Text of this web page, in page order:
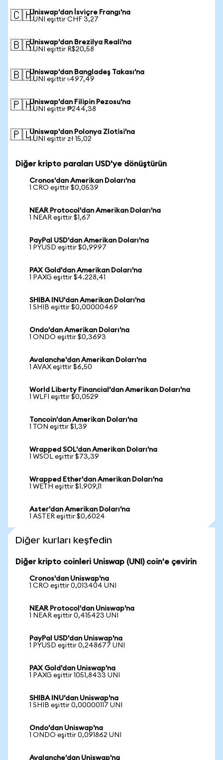
🇨🇭Uniswap'dan İsviçre Frangı'na
1 UNI eşittir CHF 3,27
🇧🇷Uniswap'dan Brezilya Reali'na
1 UNI eşittir R$20,58
🇧🇩Uniswap'dan Bangladeş Takası'na
1 UNI eşittir ৳497,49
🇵🇭Uniswap'dan Filipin Pezosu'na
1 UNI eşittir ₱244,38
🇵🇱Uniswap'dan Polonya Zlotisi'na
1 UNI eşittir zł 15,02
Diğer kripto paraları USD'ye dönüştürün
Cronos'dan Amerikan Doları'na
1 CRO eşittir $0,0539
NEAR Protocol'dan Amerikan Doları'na
1 NEAR eşittir $1,67
PayPal USD'dan Amerikan Doları'na
1 PYUSD eşittir $0,9997
PAX Gold'dan Amerikan Doları'na
1 PAXG eşittir $4.228,41
SHIBA INU'dan Amerikan Doları'na
1 SHIB eşittir $0,00000469
Ondo'dan Amerikan Doları'na
1 ONDO eşittir $0,3693
Avalanche'dan Amerikan Doları'na
1 AVAX eşittir $6,50
World Liberty Financial'dan Amerikan Doları'na
1 WLFI eşittir $0,0529
Toncoin'dan Amerikan Doları'na
1 TON eşittir $1,39
Wrapped SOL'dan Amerikan Doları'na
1 WSOL eşittir $73,39
Wrapped Ether'dan Amerikan Doları'na
1 WETH eşittir $1.909,11
Aster'dan Amerikan Doları'na
1 ASTER eşittir $0,6024
Diğer kurları keşfedin
Diğer kripto coinleri Uniswap (UNI) coin'e çevirin
Cronos'dan Uniswap'na
1 CRO eşittir 0,013404 UNI
NEAR Protocol'dan Uniswap'na
1 NEAR eşittir 0,415423 UNI
PayPal USD'dan Uniswap'na
1 PYUSD eşittir 0,248677 UNI
PAX Gold'dan Uniswap'na
1 PAXG eşittir 1051,8433 UNI
SHIBA INU'dan Uniswap'na
1 SHIB eşittir 0,00000117 UNI
Ondo'dan Uniswap'na
1 ONDO eşittir 0,091862 UNI
Avalanche'dan Uniswap'na